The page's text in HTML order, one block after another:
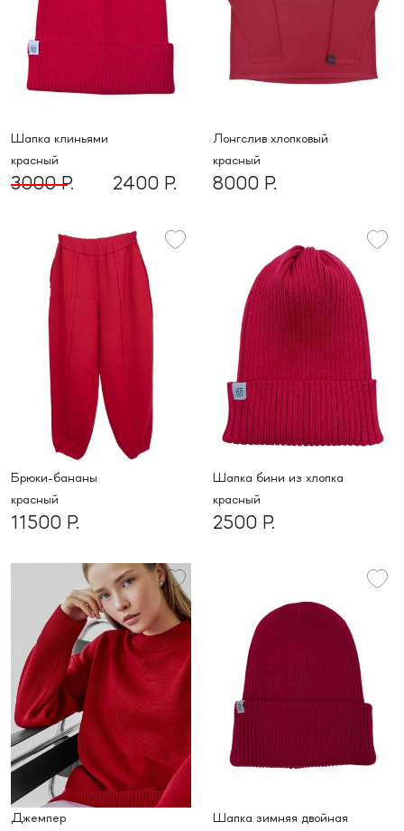
шапка клиньями
красный
3000 Р. 2400 Р.
Лонгслив хлопковый
красный
8000 Р.
Брюки-бананы
красный
11500 Р.
шапка бини из хлопка
красный
2500 Р.
джемпер
шапка зимняя двойная